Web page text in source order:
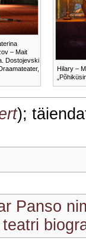
– Mait
Dostojevski
Hilary –
);
Panso